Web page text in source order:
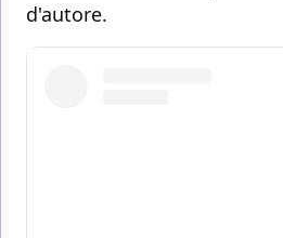
d'autore.